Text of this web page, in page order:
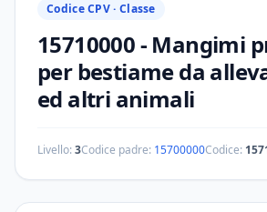
Codice CPV · Classe
15710000- Mangimi
per bestiame da
ed altri animali
Livello:3Codice padre: 15700000Codice: